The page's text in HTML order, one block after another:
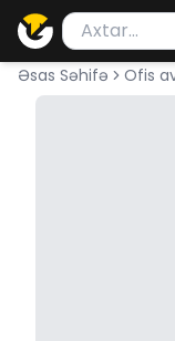
Məhsul axtar
Axtarış
Əsas Səhifə Ofis